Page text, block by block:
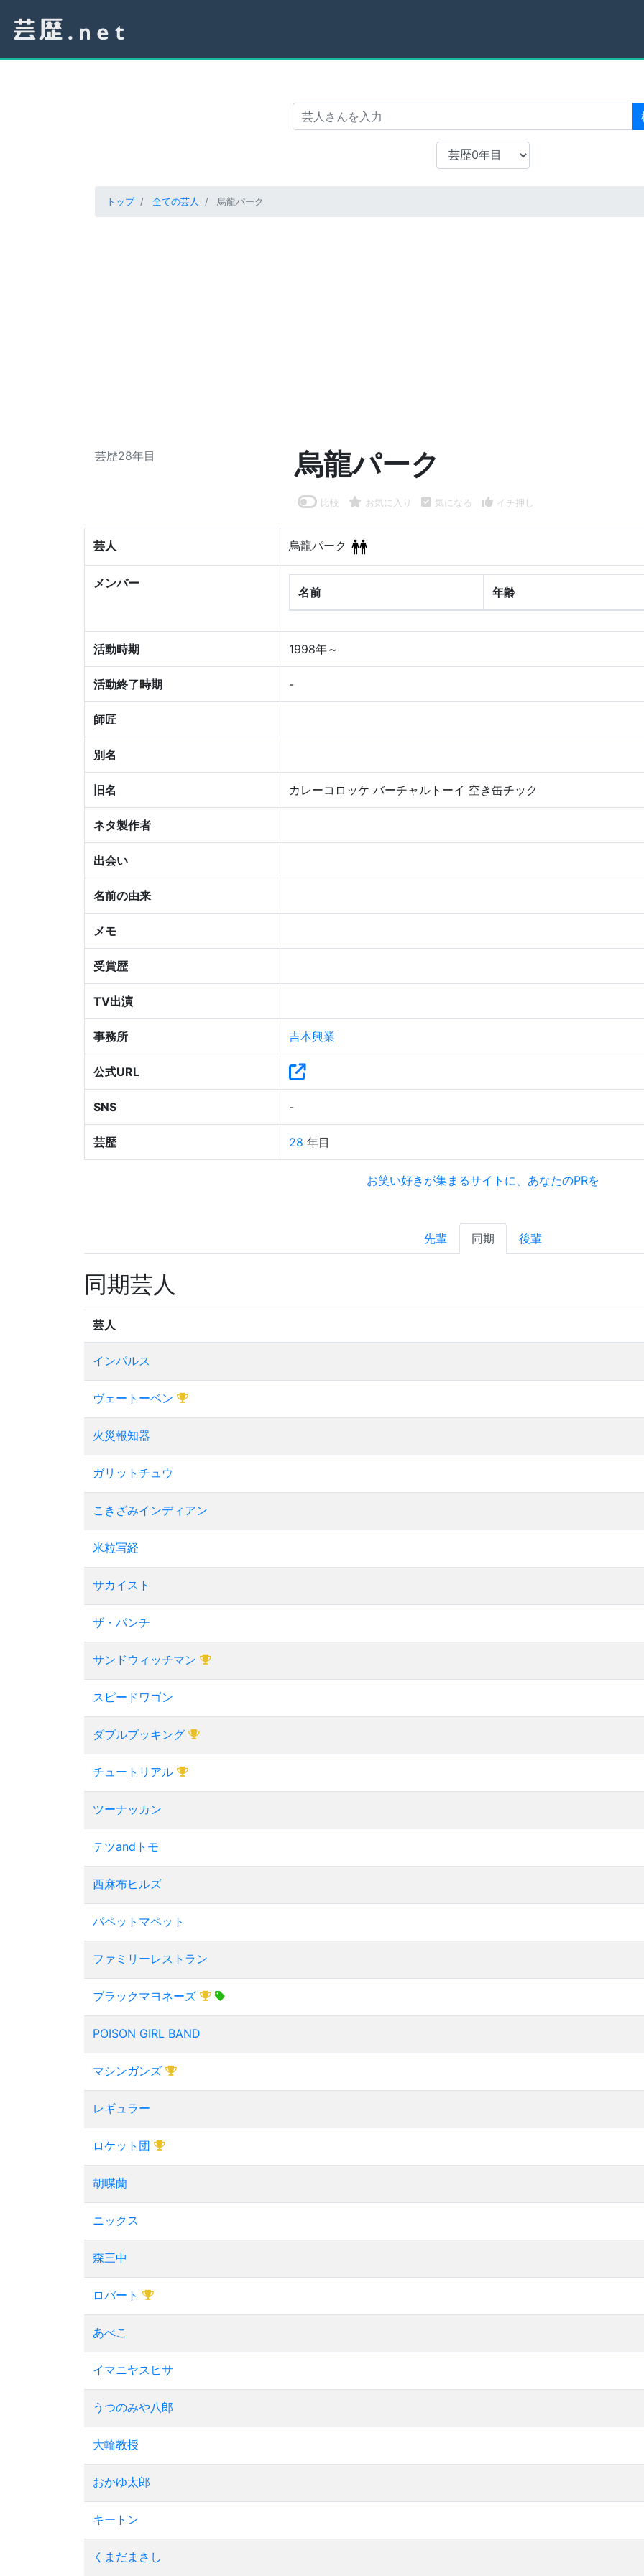
トップ 全ての芸人 烏龍パーク
芸歴28年目 烏龍パーク
比較 お気に入り 気になる イチ押し
芸人 烏龍パーク
メンバー
名前 年齢
活動時期 1998年～
活動終了時期 -
師匠
別名
旧名 カレーコロッケ バーチャルトーイ 空き缶チック
ネタ製作者
出会い
名前の由来
メモ
受賞歴
TV出演
事務所 吉本興業
公式URL
SNS -
芸歴 28 年目
お笑い好きが集まるサイトに、あなたのPRを
先輩 同期 後輩
同期芸人
芸人
インパルス
ヴェートーベン
火災報知器
ガリットチュウ
こきざみインディアン
米粒写経
サカイスト
ザ・パンチ
サンドウィッチマン
スピードワゴン
ダブルブッキング
チュートリアル
ツーナッカン
テツandトモ
西麻布ヒルズ
パペットマペット
ファミリーレストラン
ブラックマヨネーズ
POISON GIRL BAND
マシンガンズ
レギュラー
ロケット団
胡喋蘭
ニックス
森三中
ロバート
あべこ
イマニヤスヒサ
うつのみや八郎
大輪教授
おかゆ太郎
キートン
くまだまさし